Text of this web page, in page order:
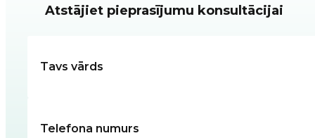
Atstājiet pieprasījumu konsultācijai